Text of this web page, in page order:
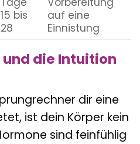
15 bis
28
auf eine
Einnistung
die Intuition
dir eine
ist dein Körper kein
sind feinfühlig